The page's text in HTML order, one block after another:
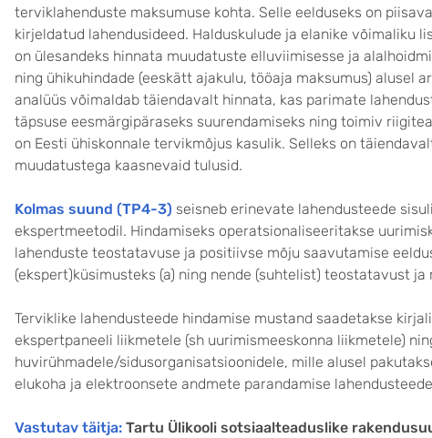
terviklahenduste maksumuse kohta. Selle eelduseks on
kirjeldatud lahendusideed. Halduskulude ja elanike võimaliku
on ülesandeks hinnata muudatuste elluviimisesse ja
ning ühikuhindade (eeskätt ajakulu, tööaja maksumus) alusel
analüüs võimaldab täiendavalt hinnata, kas parimate
täpsuse eesmärgipäraseks suurendamiseks ning toimiv
on Eesti ühiskonnale tervikmõjus kasulik. Selleks on
muudatustega kaasnevaid tulusid.
Kolmas suund (TP4-3) seisneb erinevate lahendusteede
ekspertmeetodil. Hindamiseks operatsionaliseeritakse
lahenduste teostatavuse ja positiivse mõju saavutamise
(ekspert)küsimusteks (a) ning nende (suhtelist) teostatavust
Terviklike lahendusteede hindamise mustand saadetakse
ekspertpaneeli liikmetele (sh uurimismeeskonna liikmetele)
huvirühmadele/sidusorganisatsioonidele, mille alusel
elukoha ja elektroonsete andmete parandamise
Vastutav täitja: Tartu Ülikooli sotsiaalteaduslike